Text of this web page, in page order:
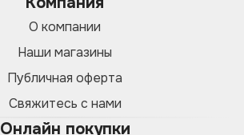
О компании
Наши магазины
Публичная оферта
Свяжитесь с нами
Онлайн покупки